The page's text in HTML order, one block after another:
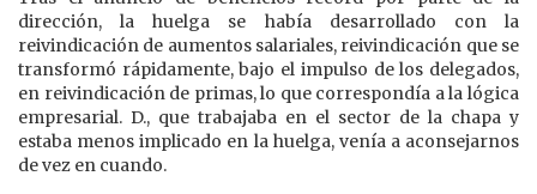
dirección, la huelga se había desarrollado con la
reivindicación de aumentos salariales, reivindicación que se
transformó rápidamente, bajo el impulso de los delegados,
en reivindicación de primas, lo que correspondía a la lógica
empresarial. D., que trabajaba en el sector de la chapa y
estaba menos implicado en la huelga, venía a aconsejarnos
de vez en cuando.